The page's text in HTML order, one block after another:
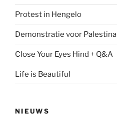
Protest in Hengelo
Demonstratie voor Palestina
Close Your Eyes Hind + Q&A
Life is Beautiful
NIEUWS